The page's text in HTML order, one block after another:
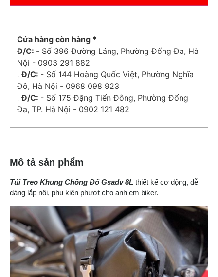
Cửa hàng còn hàng *
Đ/C: - Số 396 Đường Láng, Phường Đống Đa, Hà
Nội - 0903 291 882
,Đ/C: - Số 144 Hoàng Quốc Việt, Phường Nghĩa
Đô, Hà Nội - 0968 098 923
,Đ/C: - Số 175 Đặng Tiến Đông, Phường Đống
Đa, TP. Hà Nội - 0902 121 482
Mô tả sản phẩm
Túi Treo Khung Chống Đổ Gsadv 8L thiết kế cơ động, dễ
dàng lắp nối, phụ kiện phượt cho anh em biker.